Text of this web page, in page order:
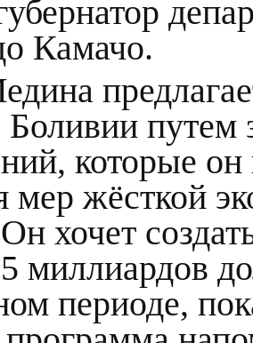
Камачо.
Боливии путем
которые он
мер жёсткой
хочет
миллиардов
периоде,